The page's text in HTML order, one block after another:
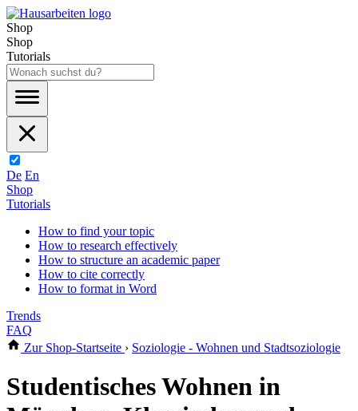
Shop
Shop
Tutorials
De En
Shop
Tutorials
How to find your topic
How to research effectively
How to structure an academic paper
How to cite correctly
How to format in Word
Trends
FAQ
Zur Shop-Startseite › Soziologie - Wohnen und Stadtsoziologie
Studentisches Wohnen in